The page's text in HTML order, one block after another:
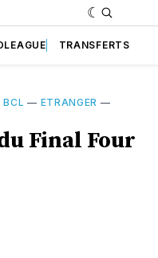
TRANSFERTS
BCL — ETRANGER —
Final Four